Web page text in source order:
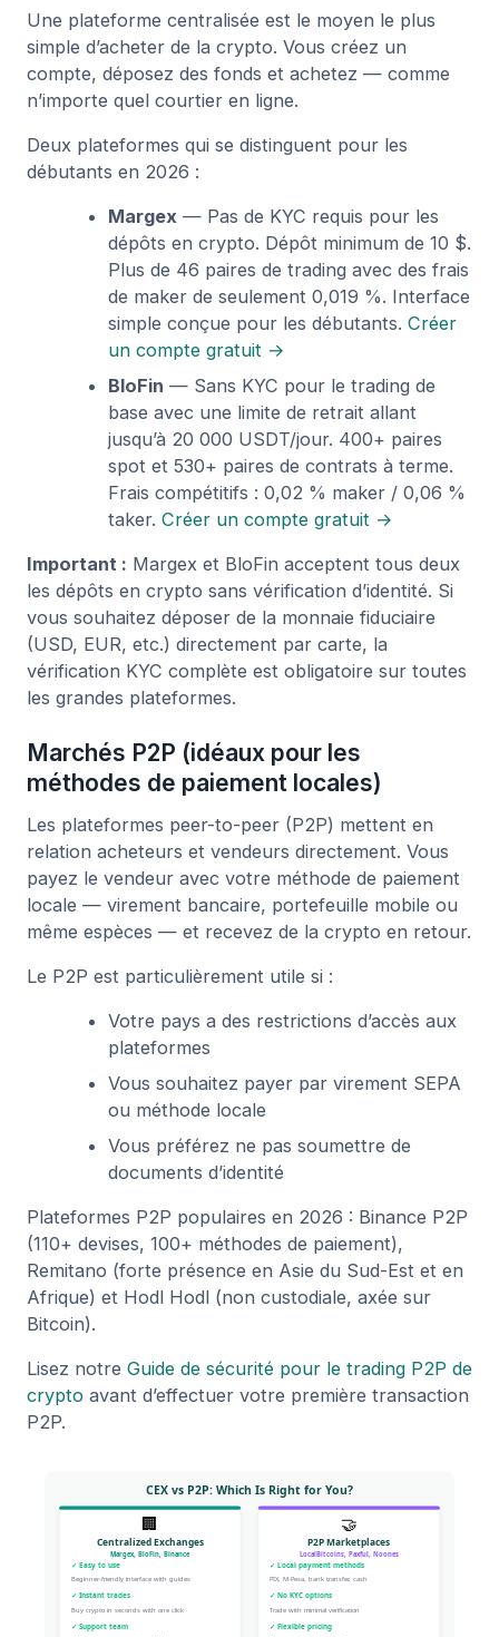
Une plateforme centralisée est le moyen le plus
simple d’acheter de la crypto. Vous créez un
compte, déposez des fonds et achetez — comme
n’importe quel courtier en ligne.
Deux plateformes qui se distinguent pour les
débutants en 2026 :
Margex— Pas de KYC requis pour les
dépôts en crypto. Dépôt minimum de 10 $.
Plus de 46 paires de trading avec des frais
de maker de seulement 0,019 %. Interface
simple conçue pour les débutants. Créer
un compte gratuit →
BloFin — Sans KYC pour le trading de
base avec une limite de retrait allant
jusqu’à 20 000 USDT/jour. 400+ paires
spot et 530+ paires de contrats à terme.
Frais compétitifs : 0,02 % maker / 0,06 %
taker. Créer un compte gratuit →
Important : Margex et BloFin acceptent tous deux
les dépôts en crypto sans vérification d’identité. Si
vous souhaitez déposer de la monnaie fiduciaire
(USD, EUR, etc.) directement par carte, la
vérification KYC complète est obligatoire sur toutes
les grandes plateformes.
Marchés P2P (idéaux pour les
méthodes de paiement locales)
Les plateformes peer-to-peer (P2P) mettent en
relation acheteurs et vendeurs directement. Vous
payez le vendeur avec votre méthode de paiement
locale — virement bancaire, portefeuille mobile ou
même espèces — et recevez de la crypto en retour.
Le P2P est particulièrement utile si :
Votre pays a des restrictions d’accès aux
plateformes
Vous souhaitez payer par virement SEPA
ou méthode locale
Vous préférez ne pas soumettre de
documents d’identité
Plateformes P2P populaires en 2026 : Binance P2P
(110+ devises, 100+ méthodes de paiement),
Remitano (forte présence en Asie du Sud-Est et en
Afrique) et Hodl Hodl (non custodiale, axée sur
Bitcoin).
Lisez notre Guide de sécurité pour le trading P2P de
crypto avant d’effectuer votre première transaction
P2P.